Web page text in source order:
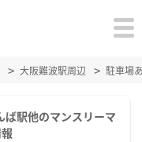
大阪難波駅周辺 駐車場
駅他のマンスリーマ